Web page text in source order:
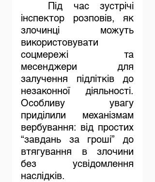
інспектор розповів, як
злочинці можуть
використовувати
соцмережі та
месенджери для
залучення підлітків до
незаконної діяльності.
Особливу увагу
приділили механізмам
вербування: від простих
“завдань за гроші” до
втягування в злочини
без усвідомлення
наслідків.